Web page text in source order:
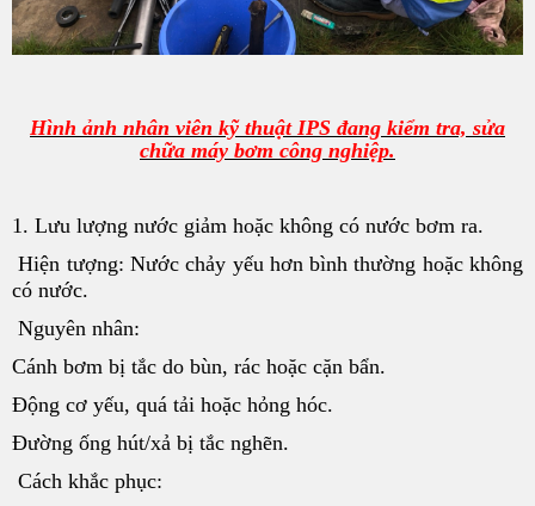
Hình ảnh nhân viên kỹ thuật IPS đang kiểm tra, sửa
chữa máy bơm công nghiệp.
1. Lưu lượng nước giảm hoặc không có nước bơm ra.
Hiện tượng: Nước chảy yếu hơn bình thường hoặc không
có nước.
Nguyên nhân:
Cánh bơm bị tắc do bùn, rác hoặc cặn bẩn.
Động cơ yếu, quá tải hoặc hỏng hóc.
Đường ống hút/xả bị tắc nghẽn.
Cách khắc phục: